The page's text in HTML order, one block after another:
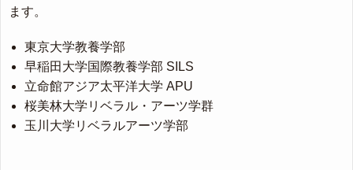
ます。
東京大学教養学部
早稲田大学国際教養学部 SILS
立命館アジア太平洋大学 APU
桜美林大学リベラル・アーツ学群
玉川大学リベラルアーツ学部